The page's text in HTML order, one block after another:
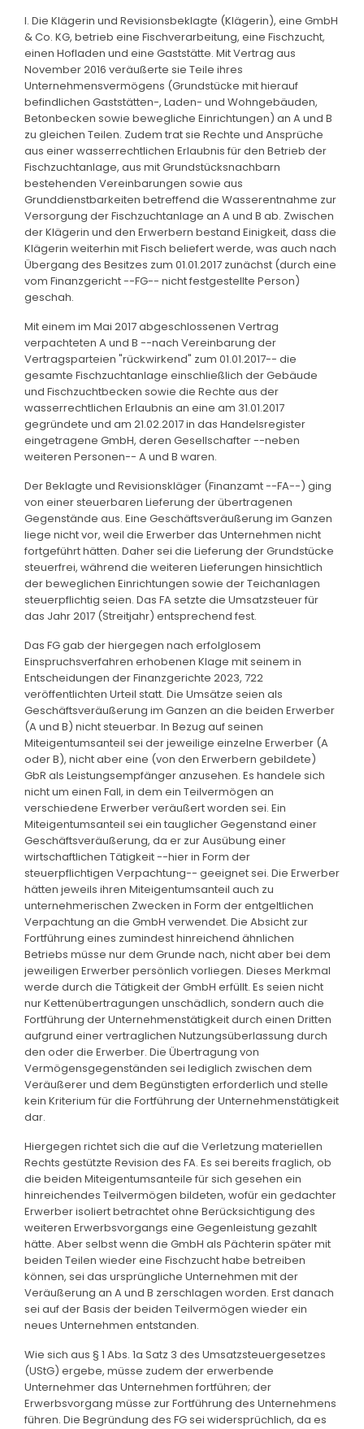
I. Die Klägerin und Revisionsbeklagte (Klägerin), eine GmbH
& Co. KG, betrieb eine Fischverarbeitung, eine Fischzucht,
einen Hofladen und eine Gaststätte. Mit Vertrag aus
November 2016 veräußerte sie Teile ihres
Unternehmensvermögens (Grundstücke mit hierauf
befindlichen Gaststätten-, Laden- und Wohngebäuden,
Betonbecken sowie bewegliche Einrichtungen) an A und B
zu gleichen Teilen. Zudem trat sie Rechte und Ansprüche
aus einer wasserrechtlichen Erlaubnis für den Betrieb der
Fischzuchtanlage, aus mit Grundstücksnachbarn
bestehenden Vereinbarungen sowie aus
Grunddienstbarkeiten betreffend die Wasserentnahme zur
Versorgung der Fischzuchtanlage an A und B ab. Zwischen
der Klägerin und den Erwerbern bestand Einigkeit, dass die
Klägerin weiterhin mit Fisch beliefert werde, was auch nach
Übergang des Besitzes zum 01.01.2017 zunächst (durch eine
vom Finanzgericht --FG-- nicht festgestellte Person)
geschah.
Mit einem im Mai 2017 abgeschlossenen Vertrag
verpachteten A und B --nach Vereinbarung der
Vertragsparteien "rückwirkend" zum 01.01.2017-- die
gesamte Fischzuchtanlage einschließlich der Gebäude
und Fischzuchtbecken sowie die Rechte aus der
wasserrechtlichen Erlaubnis an eine am 31.01.2017
gegründete und am 21.02.2017 in das Handelsregister
eingetragene GmbH, deren Gesellschafter --neben
weiteren Personen-- A und B waren.
Der Beklagte und Revisionskläger (Finanzamt --FA--) ging
von einer steuerbaren Lieferung der übertragenen
Gegenstände aus. Eine Geschäftsveräußerung im Ganzen
liege nicht vor, weil die Erwerber das Unternehmen nicht
fortgeführt hätten. Daher sei die Lieferung der Grundstücke
steuerfrei, während die weiteren Lieferungen hinsichtlich
der beweglichen Einrichtungen sowie der Teichanlagen
steuerpflichtig seien. Das FA setzte die Umsatzsteuer für
das Jahr 2017 (Streitjahr) entsprechend fest.
Das FG gab der hiergegen nach erfolglosem
Einspruchsverfahren erhobenen Klage mit seinem in
Entscheidungen der Finanzgerichte 2023, 722
veröffentlichten Urteil statt. Die Umsätze seien als
Geschäftsveräußerung im Ganzen an die beiden Erwerber
(A und B) nicht steuerbar. In Bezug auf seinen
Miteigentumsanteil sei der jeweilige einzelne Erwerber (A
oder B), nicht aber eine (von den Erwerbern gebildete)
GbR als Leistungsempfänger anzusehen. Es handele sich
nicht um einen Fall, in dem ein Teilvermögen an
verschiedene Erwerber veräußert worden sei. Ein
Miteigentumsanteil sei ein tauglicher Gegenstand einer
Geschäftsveräußerung, da er zur Ausübung einer
wirtschaftlichen Tätigkeit --hier in Form der
steuerpflichtigen Verpachtung-- geeignet sei. Die Erwerber
hätten jeweils ihren Miteigentumsanteil auch zu
unternehmerischen Zwecken in Form der entgeltlichen
Verpachtung an die GmbH verwendet. Die Absicht zur
Fortführung eines zumindest hinreichend ähnlichen
Betriebs müsse nur dem Grunde nach, nicht aber bei dem
jeweiligen Erwerber persönlich vorliegen. Dieses Merkmal
werde durch die Tätigkeit der GmbH erfüllt. Es seien nicht
nur Kettenübertragungen unschädlich, sondern auch die
Fortführung der Unternehmenstätigkeit durch einen Dritten
aufgrund einer vertraglichen Nutzungsüberlassung durch
den oder die Erwerber. Die Übertragung von
Vermögensgegenständen sei lediglich zwischen dem
Veräußerer und dem Begünstigten erforderlich und stelle
kein Kriterium für die Fortführung der Unternehmenstätigkeit
dar.
Hiergegen richtet sich die auf die Verletzung materiellen
Rechts gestützte Revision des FA. Es sei bereits fraglich, ob
die beiden Miteigentumsanteile für sich gesehen ein
hinreichendes Teilvermögen bildeten, wofür ein gedachter
Erwerber isoliert betrachtet ohne Berücksichtigung des
weiteren Erwerbsvorgangs eine Gegenleistung gezahlt
hätte. Aber selbst wenn die GmbH als Pächterin später mit
beiden Teilen wieder eine Fischzucht habe betreiben
können, sei das ursprüngliche Unternehmen mit der
Veräußerung an A und B zerschlagen worden. Erst danach
sei auf der Basis der beiden Teilvermögen wieder ein
neues Unternehmen entstanden.
Wie sich aus § 1 Abs. 1a Satz 3 des Umsatzsteuergesetzes
(UStG) ergebe, müsse zudem der erwerbende
Unternehmer das Unternehmen fortführen; der
Erwerbsvorgang müsse zur Fortführung des Unternehmens
führen. Die Begründung des FG sei widersprüchlich, da es